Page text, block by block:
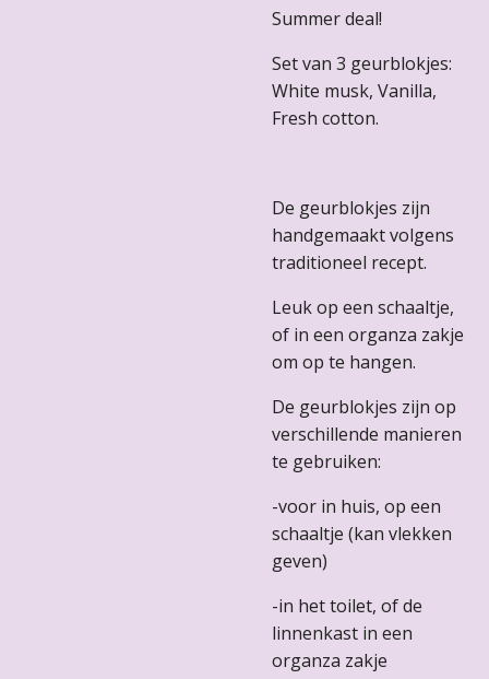
Summer deal!
Set van 3 geurblokjes:
White musk, Vanilla,
Fresh cotton.
De geurblokjes zijn
handgemaakt volgens
traditioneel recept.
Leuk op een schaaltje,
of in een organza zakje
om op te hangen.
De geurblokjes zijn op
verschillende manieren
te gebruiken:
-voor in huis, op een
schaaltje (kan vlekken
geven)
-in het toilet, of de
linnenkast in een
organza zakje